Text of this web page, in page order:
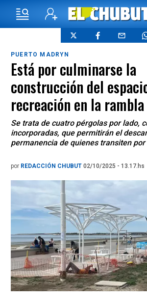
PUERTO MADRYN
Está por culminarse la
construcción del
recreación en la rambla
Se trata de cuatro pérgolas por lado,
incorporadas, que permitirán el
permanencia de quienes transiten
por REDACCIÓN CHUBUT 02/10/2025 - 13.17.hs